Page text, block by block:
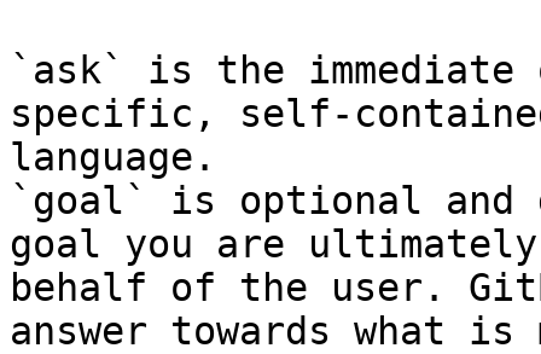
`ask` is the
specific, self-
language.
`goal` is optional and
goal you are
behalf of the user.
answer towards what